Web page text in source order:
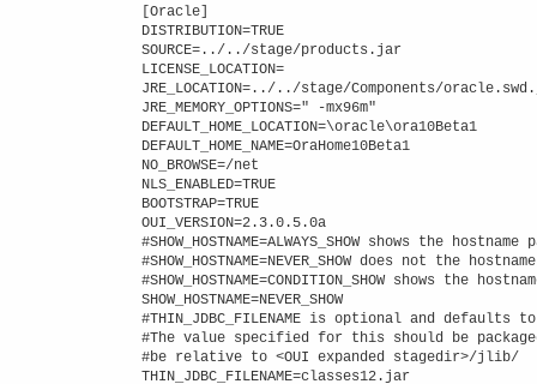
[Oracle]
DISTRIBUTION=TRUE
SOURCE=../../stage/products.jar
LICENSE_LOCATION=
JRE_LOCATION=../../stage/Components/
JRE_MEMORY_OPTIONS=" -mx96m"
DEFAULT_HOME_LOCATION=\oracle\ora10Beta1
DEFAULT_HOME_NAME=OraHome10Beta1
NO_BROWSE=/net
NLS_ENABLED=TRUE
BOOTSTRAP=TRUE
OUI_VERSION=2.3.0.5.0a
#SHOW_HOSTNAME=ALWAYS_SHOW shows the
#SHOW_HOSTNAME=NEVER_SHOW does not the
#SHOW_HOSTNAME=CONDITION_SHOW shows the
SHOW_HOSTNAME=NEVER_SHOW
#THIN_JDBC_FILENAME is optional and defaults
#The value specified for this should be
#be relative to <OUI expanded stagedir>/jlib/
THIN_JDBC_FILENAME=classes12.jar